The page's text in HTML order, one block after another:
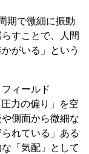
期で微細に振動
すことで、人間
がいる」という
ィールド
力の偏り」を空
側面から微細な
れている」ある
「気配」として